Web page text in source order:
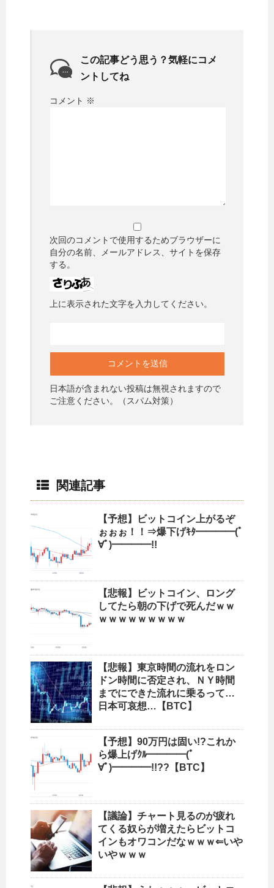
この記事どう思う？気軽にコメ
ントしてね
コメント ※
次回のコメントで使用するためブラウザーに
自分の名前、メールアドレス、サイトを保存
する。
上に表示された文字を入力してください。
日本語が含まれない投稿は無視されますので
ご注意ください。（スパム対策）
関連記事
【予想】ビットコイン上がるぞ
ぉぉぉ！！⇒爆下げｷﾀ━━━━(ﾟ
∀ﾟ)━━━━!!
【悲報】ビットコイン、ロング
してたら朝の下げで死んだｗｗ
ｗｗｗｗｗｗｗｗｗ
【悲報】東京時間の流れをロン
ドン時間に否定され、ＮＹ時間
までにできた流れに乗るって…
日本可哀想…【BTC】
【予想】90万円は固い!?これか
ら爆上げｸﾙ━━━━(ﾟ
∀ﾟ)━━━━!!??【BTC】
【議論】チャート見るのが疲れ
てくる奴らが増えたらビットコ
インもオワコンだなｗｗｗ⇐いや
いやｗｗｗ